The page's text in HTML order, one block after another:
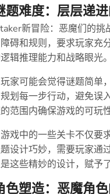
题难度：层层递
新冒险：恶魔们的
碍和规则，要求玩家充
辑推理能力和战略眼光
家可能会觉得谜题简单
划每一步行动，避免误
范围内确保游戏的可玩性
戏中的一些关卡不仅要
设计巧妙，需要玩家通
这些精妙的设计，赋予
色塑造：恶魔角